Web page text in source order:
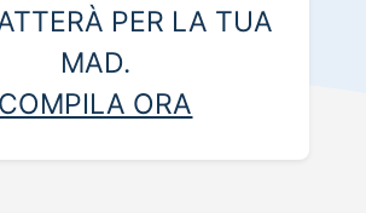
PER LA TUA
MAD.
COMPILA ORA